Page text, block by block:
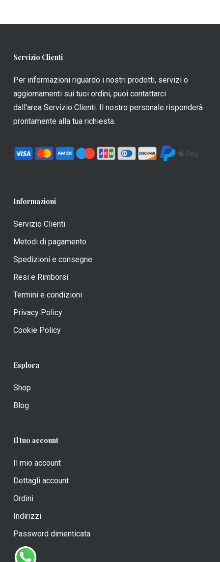
Le
scelte
nella
pagina
del
Le
scelte
nella
pagina
Servizio Clienti
Per informazioni riguardo i nostri prodotti, servizi o
aggiornamenti sui tuoi ordini, puoi contattarci
dall’area Servizio Clienti. Il nostro personale risponderà
prontamente alla tua richiesta.
Informazioni
Servizio Clienti
Metodi di pagamento
Spedizioni e consegne
Resi e Rimborsi
Termini e condizioni
Privacy Policy
Cookie Policy
Esplora
Shop
Blog
Il tuo account
Il mio account
Dettagli account
Ordini
Indirizzi
Password dimenticata